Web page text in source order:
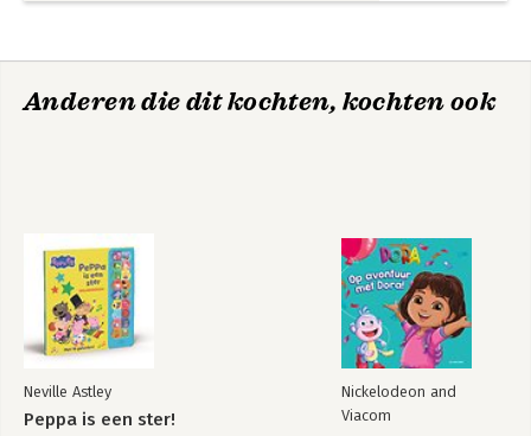
Anderen die dit kochten, kochten ook
Neville Astley
Peppa is een ster!
Nickelodeon and
Viacom